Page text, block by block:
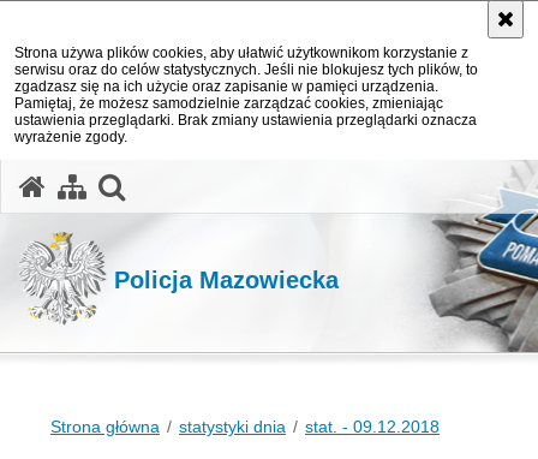
Strona używa plików cookies, aby ułatwić użytkownikom korzystanie z
serwisu oraz do celów statystycznych. Jeśli nie blokujesz tych plików, to
zgadzasz się na ich użycie oraz zapisanie w pamięci urządzenia.
Pamiętaj, że możesz samodzielnie zarządzać cookies, zmieniając
ustawienia przeglądarki. Brak zmiany ustawienia przeglądarki oznacza
wyrażenie zgody.
Policja Mazowiecka
Strona główna statystyki dnia stat. - 09.12.2018